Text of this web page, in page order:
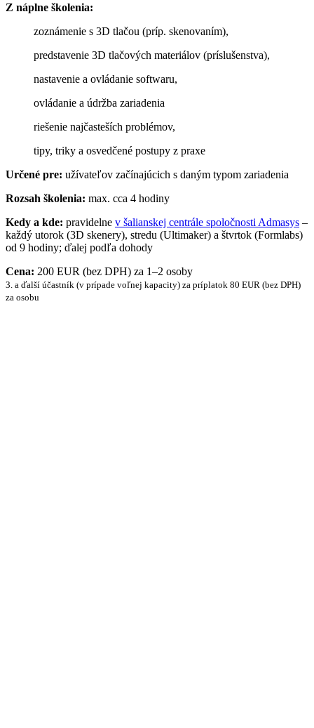
Z náplne školenia:
zoznámenie s 3D tlačou (príp. skenovaním),
predstavenie 3D tlačových materiálov (príslušenstva),
nastavenie a ovládanie softwaru,
ovládanie a údržba zariadenia
riešenie najčasteších problémov,
tipy, triky a osvedčené postupy z praxe
Určené pre: užívateľov začínajúcich s daným typom zariadenia
Rozsah školenia: max. cca 4 hodiny
Kedy a kde: pravidelne v šalianskej centrále spoločnosti Admasys –
každý utorok (3D skenery), stredu (Ultimaker) a štvrtok (Formlabs)
od 9 hodiny; ďalej podľa dohody
Cena: 200 EUR (bez DPH) za 1–2 osoby
3. a ďalší účastník (v prípade voľnej kapacity) za príplatok 80 EUR (bez DPH)
za osobu